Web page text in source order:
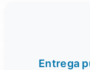
Entrega